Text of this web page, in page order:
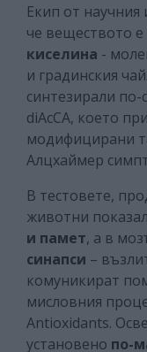
Екип от
че веществото е
киселина -
и градинския
синтезирали
diAcCA, което
модифицирани
Алцхаймер
В тестовете,
животни
и памет, а в
синапси –
комуникират
мисловния
Antioxidants.
установено по-